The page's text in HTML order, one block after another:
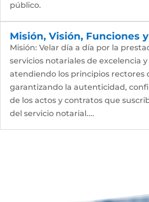
público.
Misión, Visión, Funciones
Misión: Velar día a día por la
servicios notariales de excelencia
atendiendo los principios rectores
garantizando la autenticidad,
de los actos y contratos que
del servicio notarial....